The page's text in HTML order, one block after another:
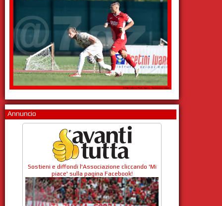
Annuncio
Sostieni e diffondi l'Associazione cliccando 'Mi
piace' sulla pagina Facebook!